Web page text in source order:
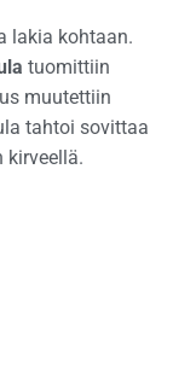
lakia kohtaan.
tuomittiin
muutettiin
tahtoi sovittaa
kirveellä.